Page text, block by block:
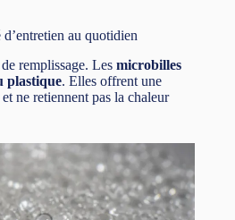
au quotidien
remplissage. Les microbilles
plastique. Elles offrent une
ne retiennent pas la chaleur